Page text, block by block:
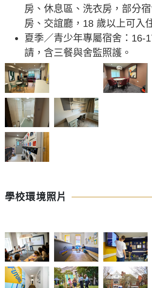
房、休息區、洗衣房，部分
房、交誼廳，18 歲以上可入
夏季／青少年專屬宿舍：16-
請，含三餐與舍監照護。
學校環境照片